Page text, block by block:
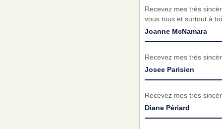
Recevez mes très
vous tous et surtout à
Joanne McNamara
Recevez mes très
Josee Parisien
Recevez mes très
Diane Périard